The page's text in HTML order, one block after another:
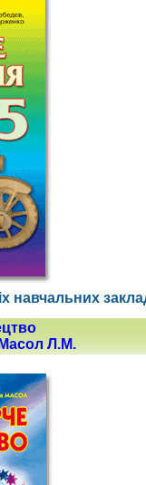
навчальних
Л.М.